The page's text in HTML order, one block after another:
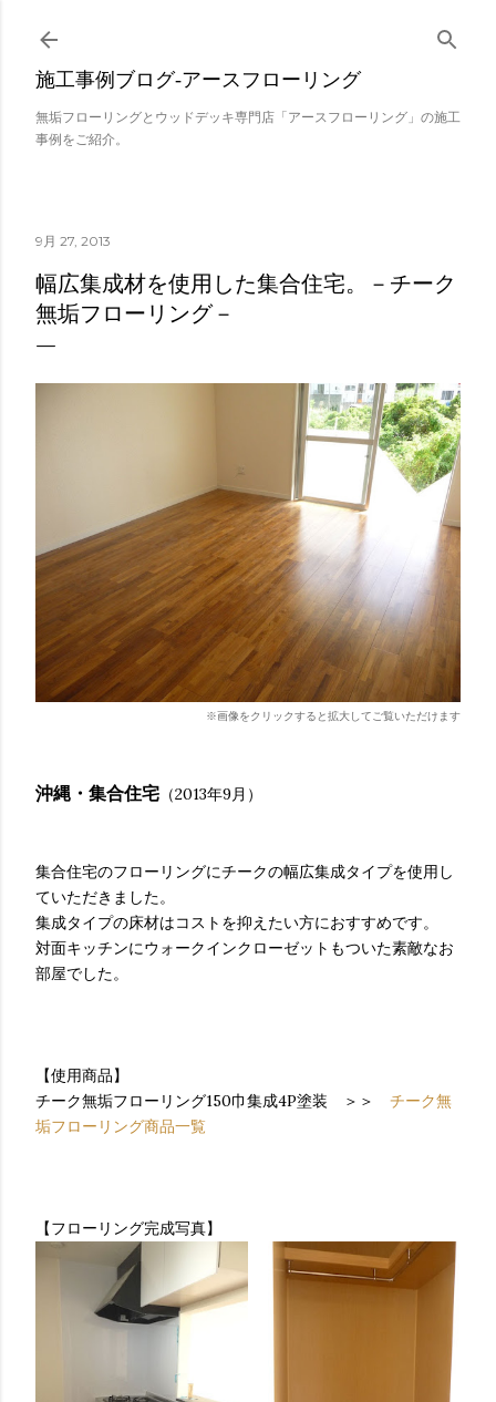
スキップしてメイン コンテンツに移動
施工事例ブログ‐アースフローリング
無垢フローリングとウッドデッキ専門店「アースフローリング」の施工
事例をご紹介。
9月 27, 2013
幅広集成材を使用した集合住宅。－チーク
無垢フローリング－
※画像をクリックすると拡大してご覧いただけます
沖縄・集合住宅 （2013年9月）
集合住宅のフローリングにチークの幅広集成タイプを使用し
ていただきました。
集成タイプの床材はコストを抑えたい方におすすめです。
対面キッチンにウォークインクローゼットもついた素敵なお
部屋でした。
【使用商品】
チーク無垢フローリング150巾集成4P塗装 ＞＞ チーク無
垢フローリング商品一覧
【フローリング完成写真】